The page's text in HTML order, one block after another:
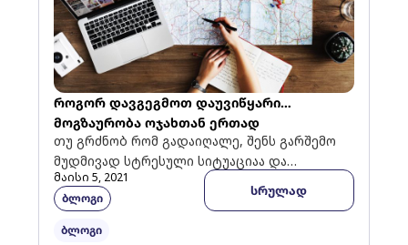
როგორ დავგეგმოთ დაუვიწყარი
მოგზაურობა ოჯახთან ერთად
თუ გრძნობ რომ გადაიღალე, შენს გარშემო
მუდმივად სტრესული სიტუაციაა და
დასვენება გჭირდება, დროა ჩემოდნები
ჩაალაგო. მოგზაურობაზე ფიქრიც კი
განტვირთვის საუკეთესო […]
მაისი 5, 2021
ბლოგი
ბლოგი
სრულად